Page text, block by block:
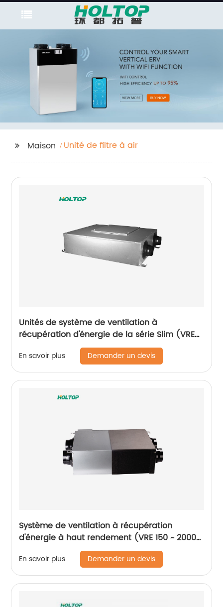
Maison Unité de filtre à air
Unités de système de ventilation à
récupération d'énergie de la série Slim (VRE
150 ~ 350 m3/h, moteur AC)
En savoir plus Demander un devis
Système de ventilation à récupération
d'énergie à haut rendement (VRE 150 ~ 2000
En savoir plus Demander un devis